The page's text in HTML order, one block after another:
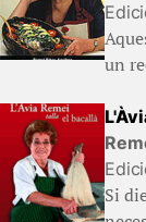
un
Si